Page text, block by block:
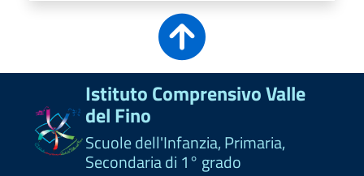
Istituto Comprensivo Valle
del Fino
Scuole dell'Infanzia, Primaria,
Secondaria di 1° grado